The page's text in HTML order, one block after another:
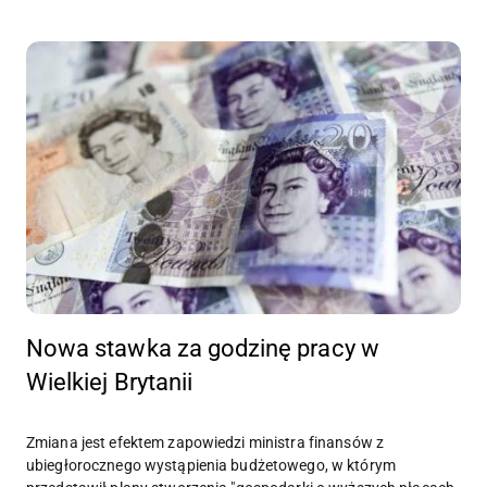
Nowa stawka za godzinę pracy w
Wielkiej Brytanii
Zmiana jest efektem zapowiedzi ministra finansów z
ubiegłorocznego wystąpienia budżetowego, w którym